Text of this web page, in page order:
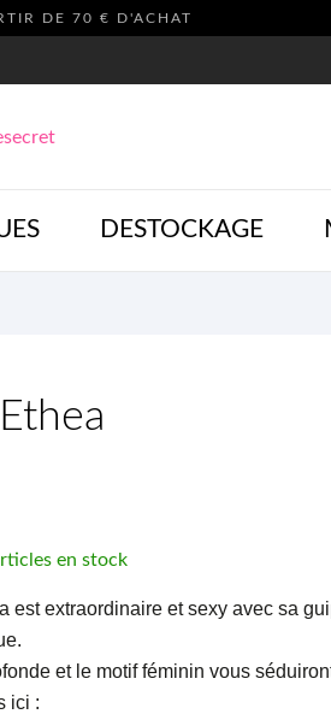
DE 70 € D'ACHAT
DESTOCKAGE
en stock
est extraordinaire et sexy avec sa
et le motif féminin vous
ici :